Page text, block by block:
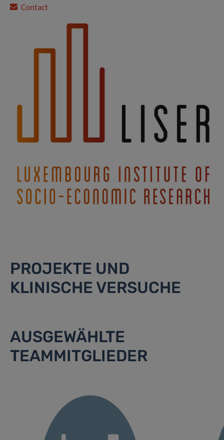
Contact
PROJEKTE UND
KLINISCHE VERSUCHE
AUSGEWÄHLTE
TEAMMITGLIEDER